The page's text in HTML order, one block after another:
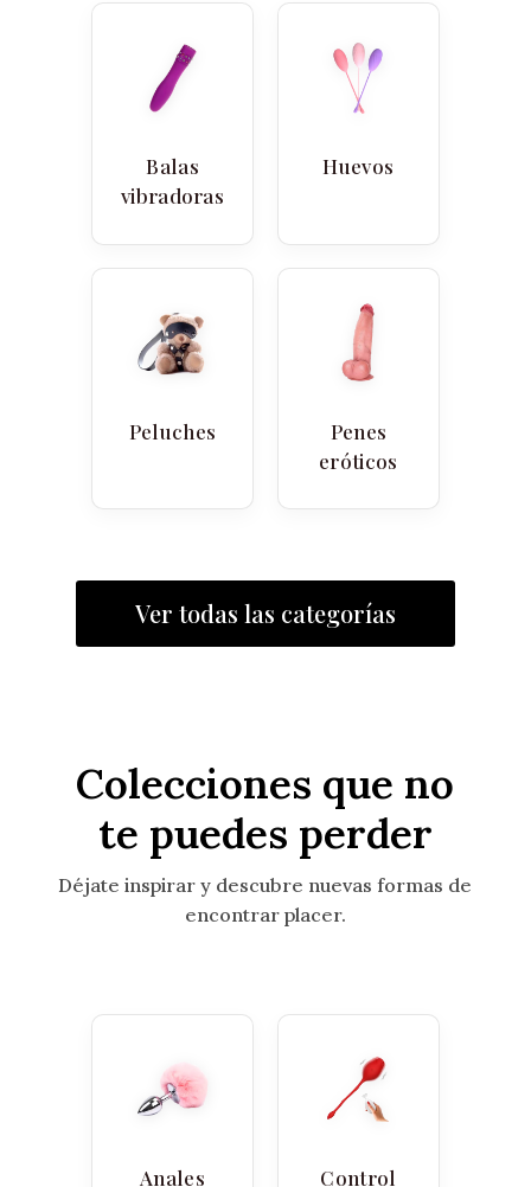
Balas
vibradoras
Huevos
Peluches
Penes
eróticos
Ver todas las categorías
Colecciones que no
te puedes perder
Déjate inspirar y descubre nuevas formas de
encontrar placer.
Anales Control